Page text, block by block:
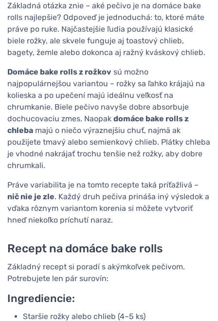
Základná otázka znie – aké pečivo je na domáce bake
rolls najlepšie? Odpoveď je jednoduchá: to, ktoré máte
práve po ruke. Najčastejšie ľudia používajú klasické
biele rožky, ale skvele funguje aj toastový chlieb,
bagety, žemle alebo dokonca aj ražný kváskový chlieb.
Domáce bake rolls z rožkov sú možno
najpopulárnejšou variantou – rožky sa ľahko krájajú na
kolieska a po upečení majú ideálnu veľkosť na
chrumkanie. Biele pečivo navyše dobre absorbuje
dochucovaciu zmes. Naopak domáce bake rolls z
chleba majú o niečo výraznejšiu chuť, najmä ak
použijete tmavý alebo semienkový chlieb. Plátky chleba
je vhodné nakrájať trochu tenšie než rožky, aby dobre
chrumkali.
Práve variabilita je na tomto recepte taká príťažlivá –
nič nie je zle. Každý druh pečiva prináša iný výsledok a
vďaka rôznym variantom korenia si môžete vytvoriť
hneď niekoľko príchutí naraz.
Recept na domáce bake rolls
Základný recept si poradí s akýmkoľvek pečivom.
Potrebujete len pár surovín:
Ingrediencie:
Staršie rožky alebo chlieb (4–5 ks)